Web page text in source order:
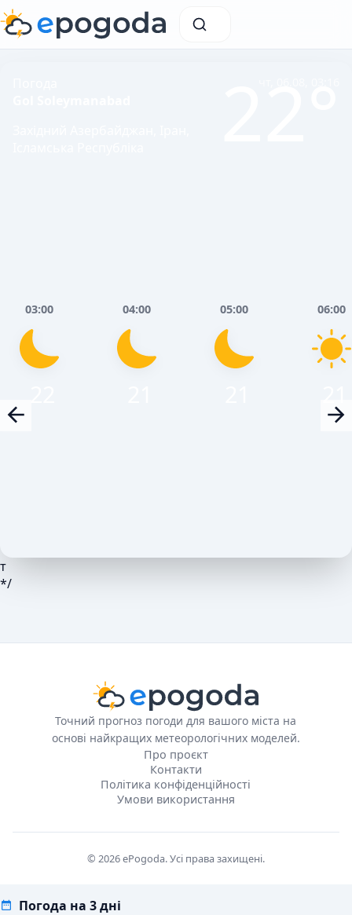
03:00 04:00 05:00 06:00
т
*/
Точний прогноз погоди для вашого міста на
основі найкращих метеорологічних моделей.
Про проєкт
Контакти
Політика конфіденційності
Умови використання
© 2026 ePogoda. Усі права захищені.
Погода на 3 дні